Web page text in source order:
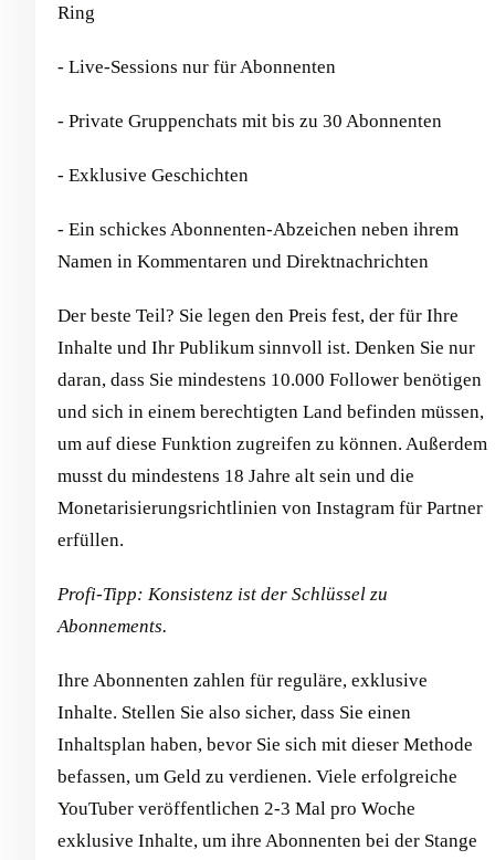
Ring
- Live-Sessions nur für Abonnenten
- Private Gruppenchats mit bis zu 30 Abonnenten
- Exklusive Geschichten
- Ein schickes Abonnenten-Abzeichen neben ihrem
Namen in Kommentaren und Direktnachrichten
Der beste Teil? Sie legen den Preis fest, der für Ihre
Inhalte und Ihr Publikum sinnvoll ist. Denken Sie nur
daran, dass Sie mindestens 10.000 Follower benötigen
und sich in einem berechtigten Land befinden müssen,
um auf diese Funktion zugreifen zu können. Außerdem
musst du mindestens 18 Jahre alt sein und die
Monetarisierungsrichtlinien von Instagram für Partner
erfüllen.
Profi-Tipp: Konsistenz ist der Schlüssel zu
Abonnements.
Ihre Abonnenten zahlen für reguläre, exklusive
Inhalte. Stellen Sie also sicher, dass Sie einen
Inhaltsplan haben, bevor Sie sich mit dieser Methode
befassen, um Geld zu verdienen. Viele erfolgreiche
YouTuber veröffentlichen 2-3 Mal pro Woche
exklusive Inhalte, um ihre Abonnenten bei der Stange